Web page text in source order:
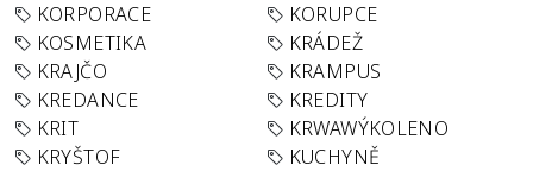
KORPORACE
KORUPCE
KOSMETIKA
KRÁDEŽ
KRAJČO
KRAMPUS
KREDANCE
KREDITY
KRIT
KRWAWÝKOLENO
KRYŠTOF
KUCHYNĚ